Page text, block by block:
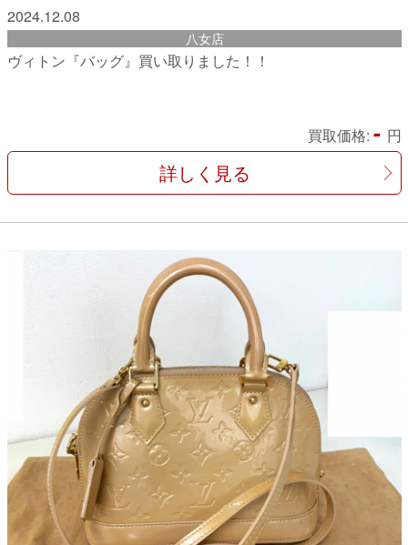
2024.12.08
八女店
ヴィトン『バッグ』買い取りました！！
買取価格: - 円
詳しく見る